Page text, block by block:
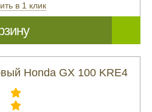
в 1 клик
Honda GX 100 KRE4